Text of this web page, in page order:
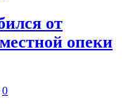
от
опеки
0